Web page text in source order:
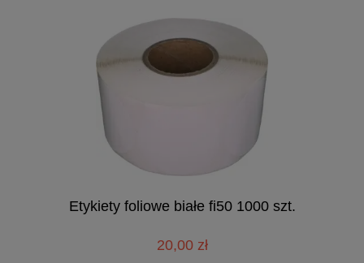
Etykiety foliowe białe fi50 1000 szt.
20,00 zł